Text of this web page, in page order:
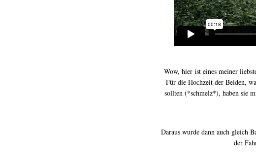
Wow, hier ist eines meiner
Für die Hochzeit der Beiden,
sollten (*schmelz*), haben sie
Daraus wurde dann auch gleich
der